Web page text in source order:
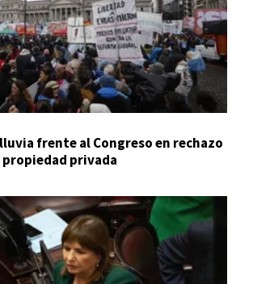
frente al Congreso en rechazo
privada